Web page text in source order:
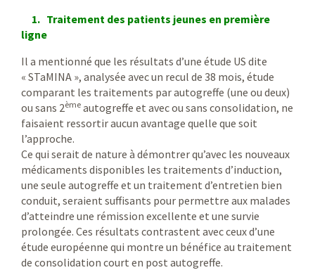
1. Traitement des patients jeunes en première
ligne
Il a mentionné que les résultats d’une étude US dite
« STaMINA », analysée avec un recul de 38 mois, étude
comparant les traitements par autogreffe (une ou deux)
ou sans 2ème autogreffe et avec ou sans consolidation, ne
faisaient ressortir aucun avantage quelle que soit
l’approche.
Ce qui serait de nature à démontrer qu’avec les nouveaux
médicaments disponibles les traitements d’induction,
une seule autogreffe et un traitement d’entretien bien
conduit, seraient suffisants pour permettre aux malades
d’atteindre une rémission excellente et une survie
prolongée. Ces résultats contrastent avec ceux d’une
étude européenne qui montre un bénéfice au traitement
de consolidation court en post autogreffe.